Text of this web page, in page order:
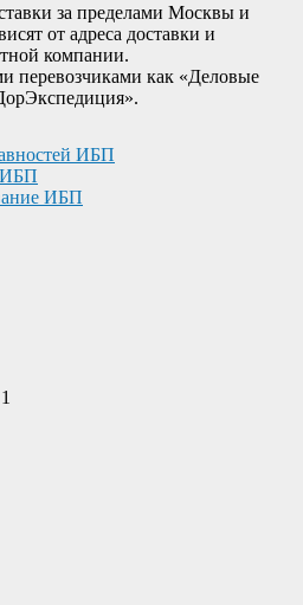
за пределами Москвы и
от адреса доставки и
компании.
перевозчиками как «Деловые
ИБП
ИБП
ИБП
1